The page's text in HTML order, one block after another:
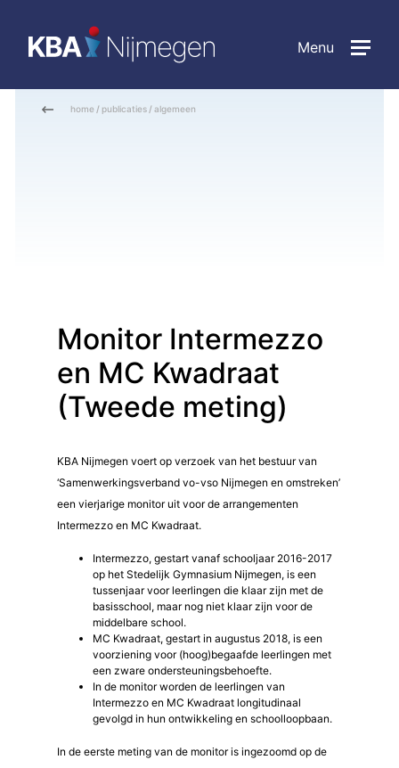
Menu
home / publicaties /algemeen
Monitor Intermezzo
en MC Kwadraat
(Tweede meting)
KBA Nijmegen voert op verzoek van het bestuur van
‘Samenwerkingsverband vo-vso Nijmegen en omstreken’
een vierjarige monitor uit voor de arrangementen
Intermezzo en MC Kwadraat.
Intermezzo, gestart vanaf schooljaar 2016-2017
op het Stedelijk Gymnasium Nijmegen, is een
tussenjaar voor leerlingen die klaar zijn met de
basisschool, maar nog niet klaar zijn voor de
middelbare school.
MC Kwadraat, gestart in augustus 2018, is een
voorziening voor (hoog)begaafde leerlingen met
een zware ondersteuningsbehoefte.
In de monitor worden de leerlingen van
Intermezzo en MC Kwadraat longitudinaal
gevolgd in hun ontwikkeling en schoolloopbaan.
In de eerste meting van de monitor is ingezoomd op de